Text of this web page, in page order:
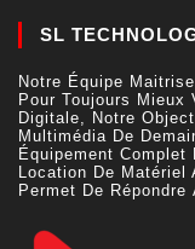
SL
Notre Équipe
Pour Toujours Mieux
Digitale, Notre
Multimédia De
Équipement
Location De Matériel
Permet De